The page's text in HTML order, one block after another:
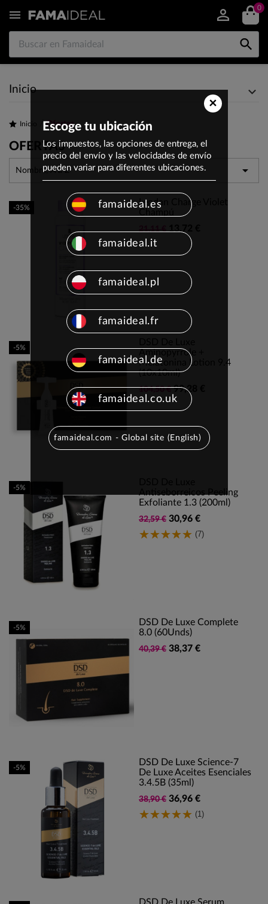
 0

Inicio
Inicio Ofertas
OFERTAS
Nombre, A a Z 
Lendan Charge Violet
-35%
Aminopyrrole +
Melatonina Lotion 9.4
(10x10ml)
104,50 € 99,28 €
-5%
Antiseborreicos Peeling
Exfoliante 1.3 (200ml)
32,59 € 30,96 €
(7)
-5%
DSD De Luxe Complete
8.0 (60Unds)
40,39 € 38,37 €
-5%
DSD De Luxe Science-7
De Luxe Aceites Esenciales
3.4.5B (35ml)
38,90 € 36,96 €
(1)
-5%
×
Escoge tu ubicación
Los impuestos, las opciones de entrega, el
precio del envío y las velocidades de envío
pueden variar para diferentes ubicaciones.
famaideal.es
famaideal.it
famaideal.pl
famaideal.fr
famaideal.de
famaideal.co.uk
famaideal.com - Global site (English)